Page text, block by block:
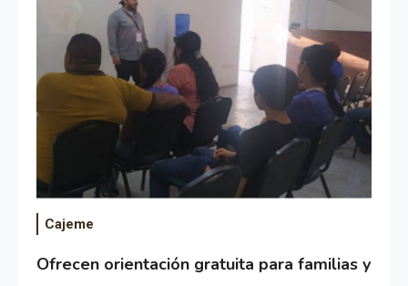
Cajeme
Ofrecen orientación gratuita para familias y